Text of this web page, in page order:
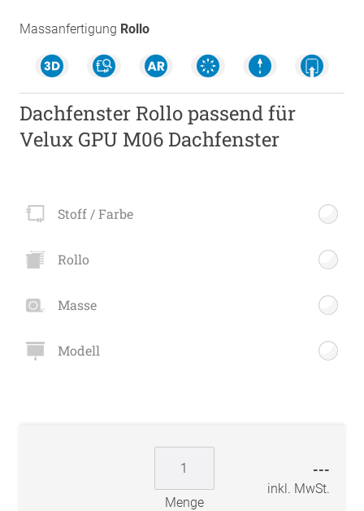
Massanfertigung Rollo
Dachfenster Rollo passend für
Velux GPU M06 Dachfenster
Stoff / Farbe
Rollo
Masse
Modell
Menge
---
inkl. MwSt.